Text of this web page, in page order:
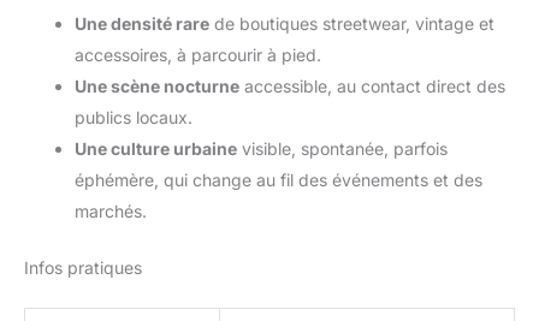
Une densité rare de boutiques streetwear, vintage et
accessoires, à parcourir à pied.
Une scène nocturne accessible, au contact direct des
publics locaux.
Une culture urbaine visible, spontanée, parfois
éphémère, qui change au fil des événements et des
marchés.
Infos pratiques